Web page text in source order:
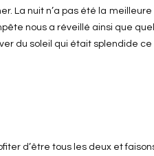
La nuit n’a pas été la
nous a réveillé ainsi que
du soleil qui était splendide
d’être tous les deux et